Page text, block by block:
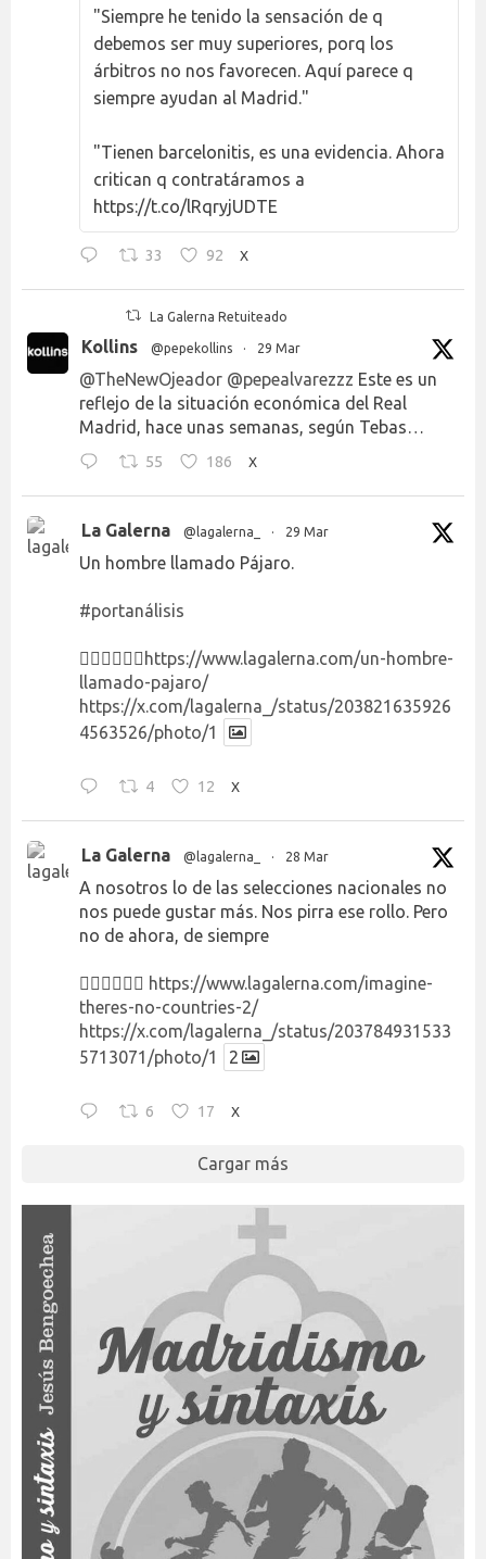
"Siempre he tenido la sensación de q
debemos ser muy superiores, porq los
árbitros no nos favorecen. Aquí parece q
siempre ayudan al Madrid."
"Tienen barcelonitis, es una evidencia. Ahora
critican q contratáramos a
https://t.co/lRqryjUDTE
33 92 X
La Galerna Retuiteado
Kollins @pepekollins · 29 Mar
@TheNewOjeador @pepealvarezzz Este es un
reflejo de la situación económica del Real
Madrid, hace unas semanas, según Tebas…
55 186 X
La Galerna @lagalerna_ · 29 Mar
Un hombre llamado Pájaro.
#portanálisis
👉🏻👉🏻👉🏻 https://www.lagalerna.com/un-hombre-
llamado-pajaro/
https://x.com/lagalerna_/status/203821635926
4563526/photo/1
4 12 X
La Galerna @lagalerna_ · 28 Mar
A nosotros lo de las selecciones nacionales no
nos puede gustar más. Nos pirra ese rollo. Pero
no de ahora, de siempre
👉🏻👉🏻👉🏻 https://www.lagalerna.com/imagine-
theres-no-countries-2/
https://x.com/lagalerna_/status/203784931533
5713071/photo/1
2
6 17 X
Cargar más